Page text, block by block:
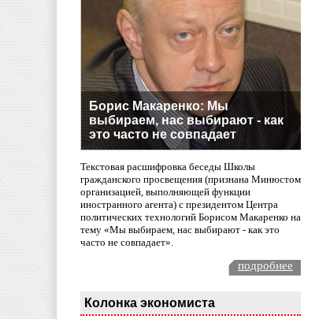
Борис Макаренко: Мы
выбираем, нас выбирают - как
это часто не совпадает
Текстовая расшифровка беседы Школы
гражданского просвещения (признана Минюстом
организацией, выполняющей функции
иностранного агента) с президентом Центра
политических технологий Борисом Макаренко на
тему «Мы выбираем, нас выбирают - как это
часто не совпадает».
подробнее
Колонка экономиста